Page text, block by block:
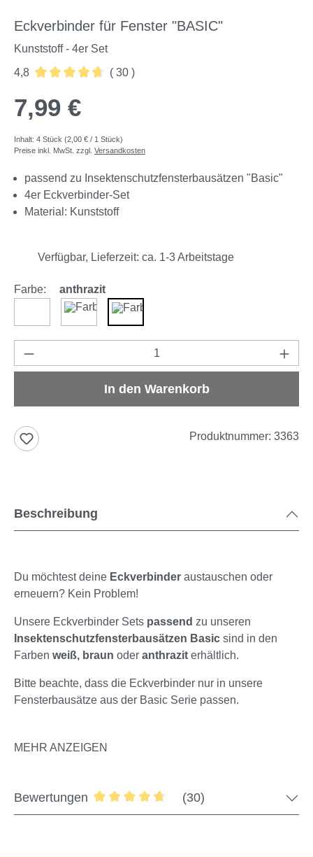
Eckverbinder für Fenster "BASIC"
Kunststoff - 4er Set
4,8
( 30 )
7,99 €
Inhalt: 4 Stück (2,00 € / 1 Stück)
Preise inkl. MwSt. zzgl. Versandkosten
passend zu Insektenschutzfensterbausätzen "Basic"
4er Eckverbinder-Set
Material: Kunststoff
Verfügbar, Lieferzeit: ca. 1-3 Arbeitstage
Farbe: anthrazit
Produkt Anzahl: Gib den gewünschten
In den Warenkorb
Produktnummer: 3363
Beschreibung
Du möchtest deine Eckverbinder austauschen oder
erneuern? Kein Problem!
Unsere Eckverbinder Sets passend zu unseren
Insektenschutzfensterbausätzen Basic sind in den
Farben weiß, braun oder anthrazit erhältlich.
Bitte beachte, dass die Eckverbinder nur in unsere
Fensterbausätze aus der Basic Serie passen.
MEHR ANZEIGEN
Bewertungen
Durchschnittliche Bewertung von 4.83
(30)